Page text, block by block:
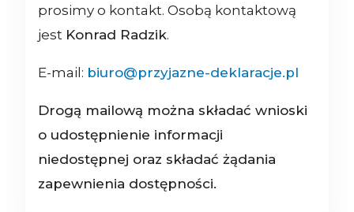
prosimy o kontakt. Osobą kontaktową
jest Konrad Radzik.
E-mail: biuro@przyjazne-deklaracje.pl
Drogą mailową można składać wnioski
o udostępnienie informacji
niedostępnej oraz składać żądania
zapewnienia dostępności.